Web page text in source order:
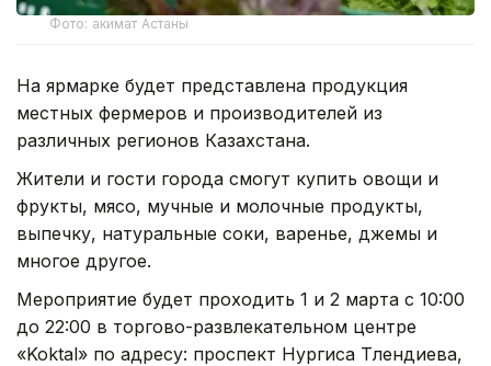
Фото: акимат Астаны
На ярмарке будет представлена продукция
местных фермеров и производителей из
различных регионов Казахстана.
Жители и гости города смогут купить овощи и
фрукты, мясо, мучные и молочные продукты,
выпечку, натуральные соки, варенье, джемы и
многое другое.
Мероприятие будет проходить 1 и 2 марта с 10:00
до 22:00 в торгово-развлекательном центре
«Koktal» по адресу: проспект Нургиса Тлендиева,